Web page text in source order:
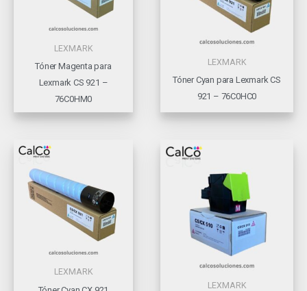
LEXMARK
Tóner Magenta para
Lexmark CS 921 –
76C0HM0
LEXMARK
Tóner Cyan para Lexmark CS
921 – 76C0HC0
LEXMARK
LEXMARK